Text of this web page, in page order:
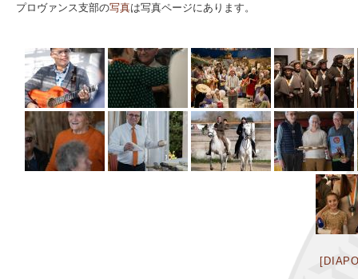
プロヴァンス支​​部の写真は写真ページにあります。